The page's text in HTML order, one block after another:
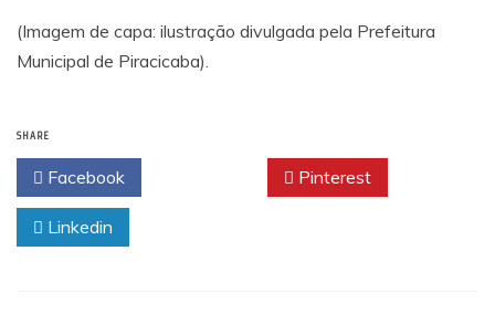
(Imagem de capa: ilustração divulgada pela Prefeitura
Municipal de Piracicaba).
SHARE
Facebook Pinterest
Linkedin